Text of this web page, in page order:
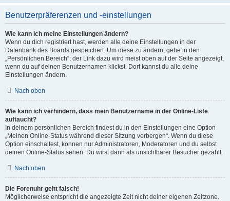
Benutzerpräferenzen und -einstellungen
Wie kann ich meine Einstellungen ändern?
Wenn du dich registriert hast, werden alle deine Einstellungen in der
Datenbank des Boards gespeichert. Um diese zu ändern, gehe in den
„Persönlichen Bereich“; der Link dazu wird meist oben auf der Seite angezeigt,
wenn du auf deinen Benutzernamen klickst. Dort kannst du alle deine
Einstellungen ändern.
Nach oben
Wie kann ich verhindern, dass mein Benutzername in der Online-Liste
auftaucht?
In deinem persönlichen Bereich findest du in den Einstellungen eine Option
„Meinen Online-Status während dieser Sitzung verbergen“. Wenn du diese
Option einschaltest, können nur Administratoren, Moderatoren und du selbst
deinen Online-Status sehen. Du wirst dann als unsichtbarer Besucher gezählt.
Nach oben
Die Forenuhr geht falsch!
Möglicherweise entspricht die angezeigte Zeit nicht deiner eigenen Zeitzone.